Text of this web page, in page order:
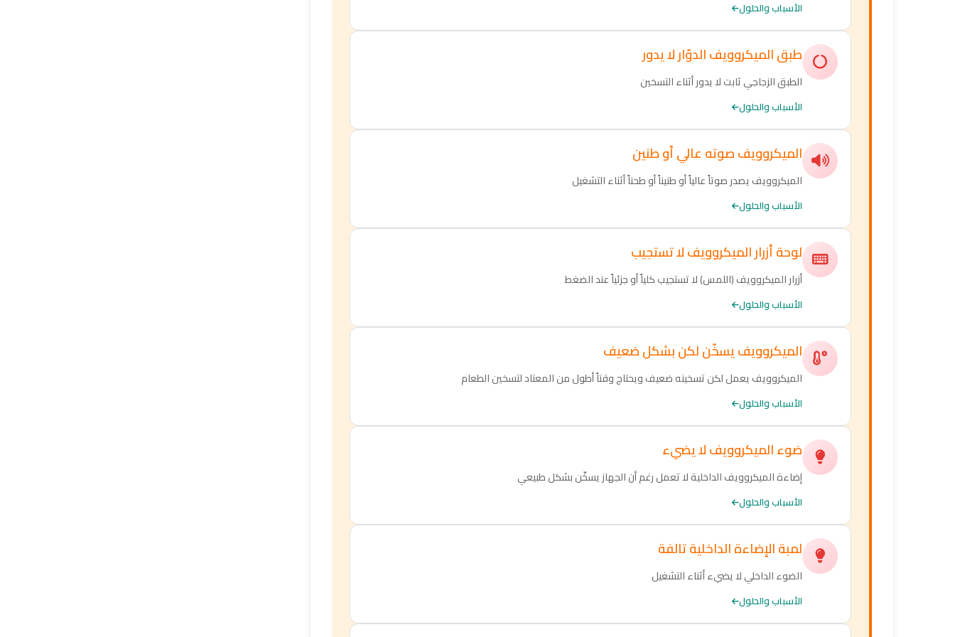
الأسباب والحلول
طبق الميكروويف الدوّار لا يدور
الطبق الزجاجي ثابت لا يدور أثناء التسخين
الأسباب والحلول
الميكروويف صوته عالي أو طنين
الميكروويف يصدر صوتاً عالياً أو طنيناً أو طحناً أثناء التشغيل
الأسباب والحلول
لوحة أزرار الميكروويف لا تستجيب
أزرار الميكروويف (اللمس) لا تستجيب كلياً أو جزئياً عند الضغط
الأسباب والحلول
الميكروويف يسخّن لكن بشكل ضعيف
الميكروويف يعمل لكن تسخينه ضعيف ويحتاج وقتاً أطول من المعتاد لتسخين الطعام
الأسباب والحلول
ضوء الميكروويف لا يضيء
إضاءة الميكروويف الداخلية لا تعمل رغم أن الجهاز يسخّن بشكل طبيعي
الأسباب والحلول
لمبة الإضاءة الداخلية تالفة
الضوء الداخلي لا يضيء أثناء التشغيل
الأسباب والحلول